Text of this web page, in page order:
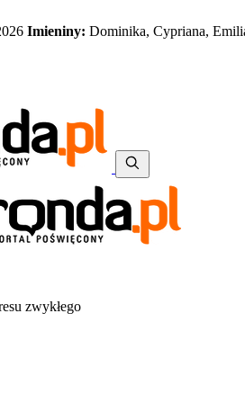
Imieniny: Dominika, Cypriana,
zwykłego